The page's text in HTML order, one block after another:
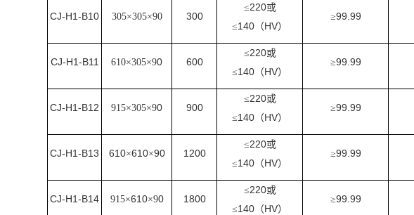
CJ-H1-B10 305×305×90 300
≤220或
≤140 （HV）
≥99.99
CJ-H1-B11 610×305×90 600
≤220或
≤140 （HV）
≥99.99
CJ-H1-B12 915×305×90 900
≤220或
≤140 （HV）
≥99.99
CJ-H1-B13 610×610×90 1200
≤220或
≤140 （HV）
≥99.99
CJ-H1-B14 915×610×90 1800
≤220或
≤140 （HV）
≥99.99